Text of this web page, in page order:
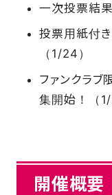
FAQ
一次投票結果
投票用紙付き
（1/24）
ファンクラ
集開始！（1/
開催概要